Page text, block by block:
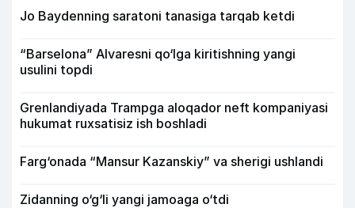
Jo Baydenning saratoni tanasiga tarqab ketdi
“Barselona” Alvaresni qo‘lga kiritishning yangi
usulini topdi
Grenlandiyada Trampga aloqador neft kompaniyasi
hukumat ruxsatisiz ish boshladi
Farg‘onada “Mansur Kazanskiy” va sherigi ushlandi
Zidanning o‘g‘li yangi jamoaga o‘tdi